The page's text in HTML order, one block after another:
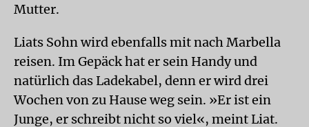
Mutter.
Liats Sohn wird ebenfalls mit nach Marbella
reisen. Im Gepäck hat er sein Handy und
natürlich das Ladekabel, denn er wird drei
Wochen von zu Hause weg sein. »Er ist ein
Junge, er schreibt nicht so viel«, meint Liat.